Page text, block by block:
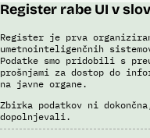
Register rabe UI v
Register je prva
umetnointeligenčnih
Podatke smo pridobili s
prošnjami za dostop do
na javne organe.
Zbirka podatkov ni
dopolnjevali.